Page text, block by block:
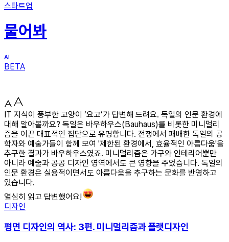
스타트업
물어봐
BETA
IT 지식이 풍부한 고양이 ‘요고’가 답변해 드려요. 독일의 인문 환경에
대해 알아볼까요? 독일은 바우하우스(Bauhaus)를 비롯한 미니멀리
즘을 이끈 대표적인 집단으로 유명합니다. 전쟁에서 패배한 독일의 공
학자와 예술가들이 함께 모여 '제한된 환경에서, 효율적인 아름다움'을
추구한 결과가 바우하우스였죠. 미니멀리즘은 가구와 인테리어뿐만
아니라 예술과 공공 디자인 영역에서도 큰 영향을 주었습니다. 독일의
인문 환경은 실용적이면서도 아름다움을 추구하는 문화를 반영하고
있습니다.
열심히 읽고 답변했어요!
디자인
평면 디자인의 역사: 3편. 미니멀리즘과 플랫디자인